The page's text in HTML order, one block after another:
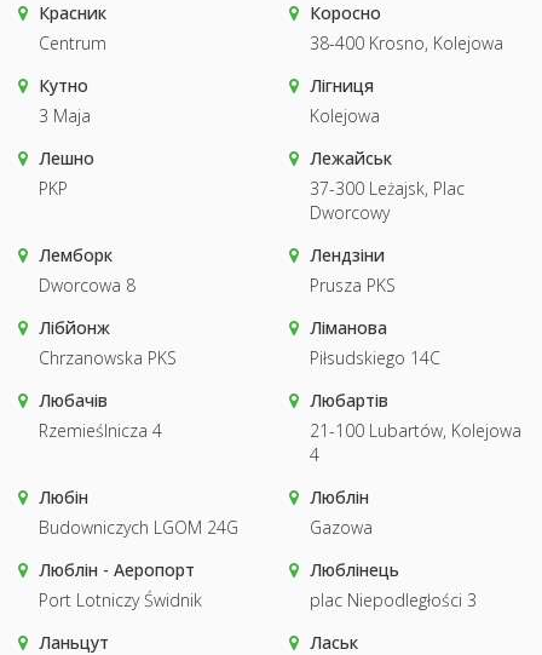
Красник
Centrum
Коросно
38-400 Krosno, Kolejowa
Кутно
3 Maja
Лігниця
Kolejowa
Лешно
PKP
Лежайськ
37-300 Leżajsk, Plac
Dworcowy
Лемборк
Dworcowa 8
Лендзіни
Prusza PKS
Лібйонж
Chrzanowska PKS
Ліманова
Piłsudskiego 14C
Любачів
Rzemieślnicza 4
Любартів
21-100 Lubartów, Kolejowa
4
Любін
Budowniczych LGOM 24G
Люблін
Gazowa
Люблін - Аеропорт
Port Lotniczy Świdnik
Люблінець
plac Niepodległości 3
Ланьцут
Ласьк